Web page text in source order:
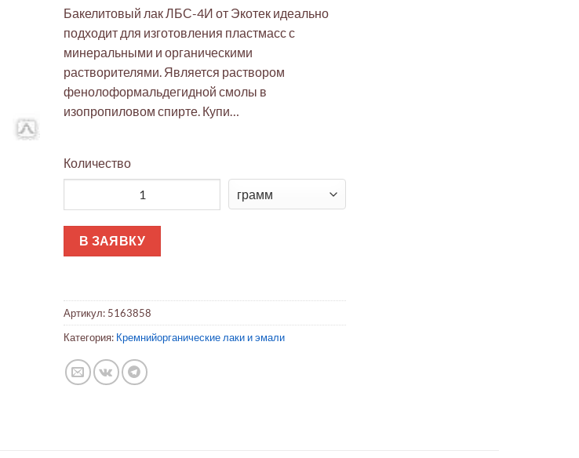
Бакелитовый лак ЛБС-4И от Экотек идеально
подходит для изготовления пластмасс с
минеральными и органическими
растворителями. Является раствором
фенолоформальдегидной смолы в
изопропиловом спирте. Купи…
Количество
В ЗАЯВКУ
Артикул: 5163858
Категория: Кремнийорганические лаки и эмали